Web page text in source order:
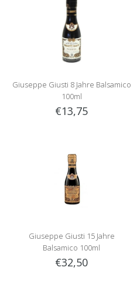
Giuseppe Giusti 8 Jahre Balsamico
100ml
€13,75
Giuseppe Giusti 15 Jahre
Balsamico 100ml
€32,50